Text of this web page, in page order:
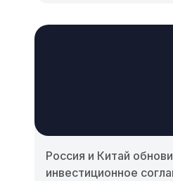
Россия и Китай
инвестиционное